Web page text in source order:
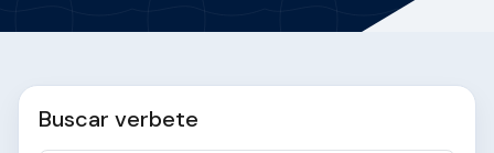
Buscar verbete